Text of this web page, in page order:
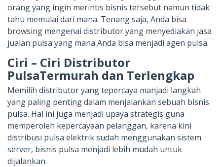
orang yang ingin merintis bisnis tersebut namun tidak
tahu memulai dari mana. Tenang saja, Anda bisa
browsing mengenai distributor yang menyediakan jasa
jualan pulsa yang mana Anda bisa menjadi agen pulsa.
Ciri – Ciri Distributor
PulsaTermurah dan Terlengkap
Memilih distributor yang tepercaya manjadi langkah
yang paling penting dalam menjalankan sebuah bisnis
pulsa. Hal ini juga menjadi upaya strategis guna
memperoleh kepercayaan pelanggan, karena kini
distribusi pulsa elektrik sudah menggunakan sistem
server, bisnis pulsa menjadi lebih mudah untuk
dijalankan.